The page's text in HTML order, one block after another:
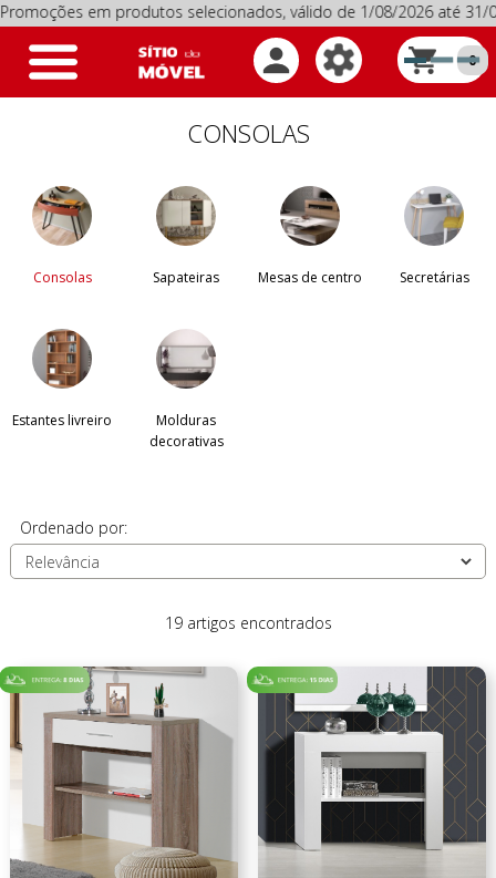
em produtos selecionados, válido de 1/08/2026 até 31/08/
Toggle
navigation 0
CONSOLAS
Consolas Sapateiras Mesas de centro Secretárias
Estantes livreiro
Molduras
decorativas
Ordenado por:
19 artigos encontrados